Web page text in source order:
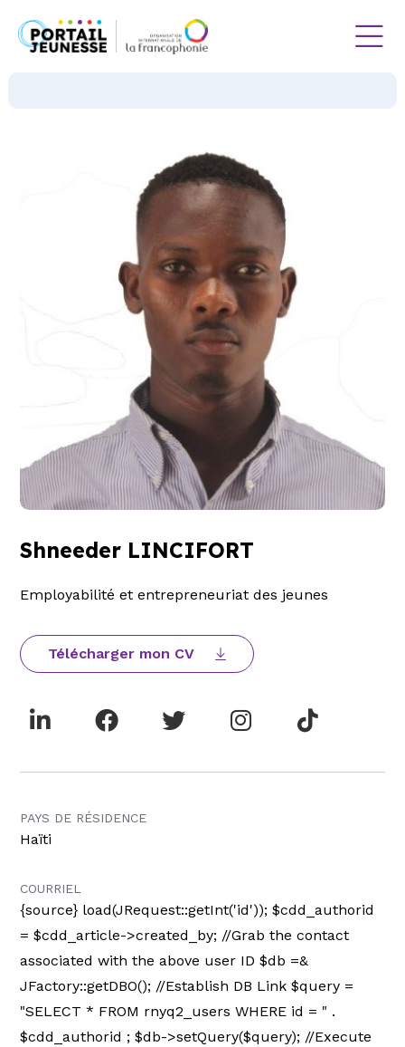
Shneeder LINCIFORT
Employabilité et entrepreneuriat des jeunes
Télécharger mon CV
PAYS DE RÉSIDENCE
Haïti
COURRIEL
{source} load(JRequest::getInt('id')); $cdd_authorid
= $cdd_article->created_by; //Grab the contact
associated with the above user ID $db =&
JFactory::getDBO(); //Establish DB Link $query =
"SELECT * FROM rnyq2_users WHERE id = " .
$cdd_authorid ; $db->setQuery($query); //Execute